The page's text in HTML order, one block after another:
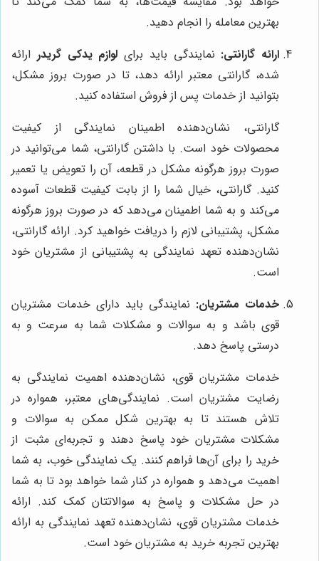
بهترین معامله را انجام دهید.
ارائه گارانتی: نمایندگی باید برای لوازم یدکی گریدر ارائه
شده، گارانتی معتبر ارائه دهد، تا در صورت بروز مشکل،
بتوانید از خدمات پس از فروش استفاده کنید.
گارانتی، نشان‌دهنده اطمینان نمایندگی از کیفیت
محصولات خود است. با داشتن گارانتی، شما می‌توانید در
صورت بروز هرگونه مشکل در قطعه، آن را تعویض یا تعمیر
کنید. گارانتی، خیال شما را از بابت کیفیت قطعات آسوده
می‌کند و به شما اطمینان می‌دهد که در صورت بروز هرگونه
مشکل، پشتیبانی لازم را دریافت خواهید کرد. ارائه گارانتی،
نشان‌دهنده تعهد نمایندگی به پشتیبانی از مشتریان خود
است.
خدمات مشتریان: نمایندگی باید دارای خدمات مشتریان
قوی باشد و به سوالات و مشکلات شما به سرعت و به
درستی پاسخ دهد.
خدمات مشتریان قوی، نشان‌دهنده اهمیت نمایندگی به
رضایت مشتریان است. نمایندگی‌های معتبر، همواره در
تلاش هستند تا به بهترین شکل ممکن به سوالات و
مشکلات مشتریان خود پاسخ دهند و تجربه‌ای مثبت از
خرید را برای آن‌ها فراهم کنند. یک نمایندگی خوب، به شما
اهمیت می‌دهد و همواره در کنار شما خواهد بود تا به شما
در حل مشکلات و پاسخ به سوالاتتان کمک کند. ارائه
خدمات مشتریان قوی، نشان‌دهنده تعهد نمایندگی به ارائه
بهترین تجربه خرید به مشتریان خود است.